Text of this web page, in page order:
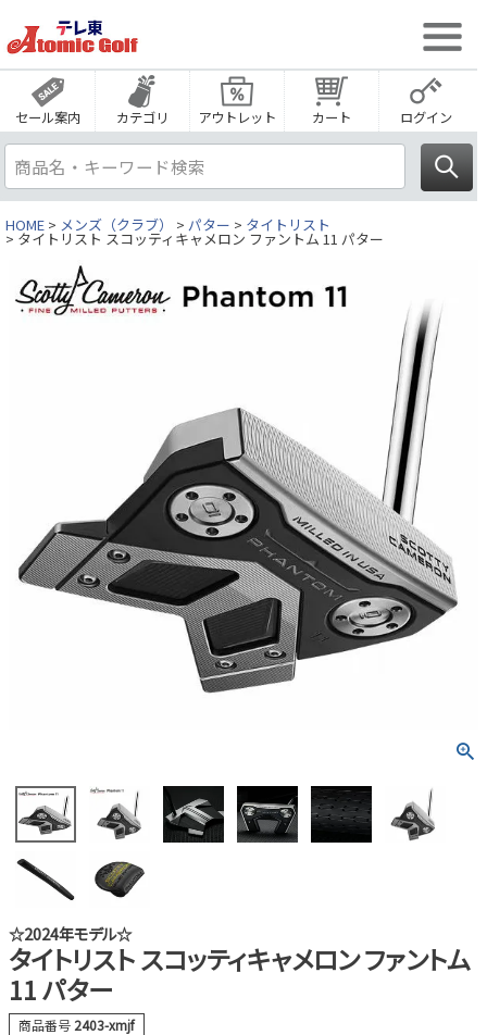
セール案内 カテゴリ アウトレット カート ログイン
HOME メンズ（クラブ） パター タイトリスト
タイトリスト スコッティキャメロン ファントム 11 パター
☆2024年モデル☆
タイトリスト スコッティキャメロン ファントム
11 パター
商品番号 2403-xmjf